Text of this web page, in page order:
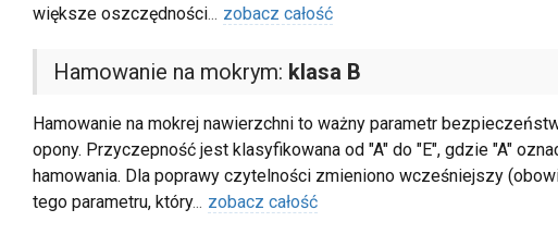
większe oszczędności... zobacz całość
Hamowanie na mokrym: klasa B
Hamowanie na mokrej nawierzchni to ważny parametr
opony. Przyczepność jest klasyfikowana od "A" do "E", gdzie "A"
hamowania. Dla poprawy czytelności zmieniono wcześniejszy
tego parametru, który... zobacz całość